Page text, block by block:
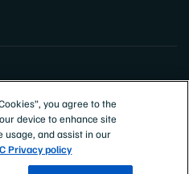
you agree to the
device to enhance site
usage, and assist in our
Privacy policy